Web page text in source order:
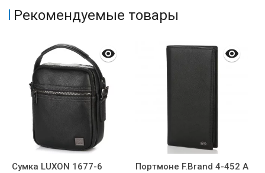
Рекомендуемые товары
Сумка LUXON 1677-6 Портмоне F.Brand 4-452 А